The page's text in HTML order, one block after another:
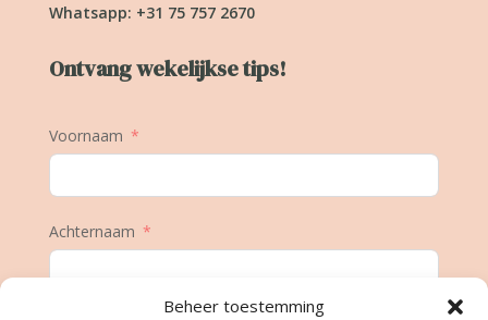
Beheer toestemming
Whatsapp: +31 75 757 2670
Ontvang wekelijkse tips!
Voornaam
Achternaam